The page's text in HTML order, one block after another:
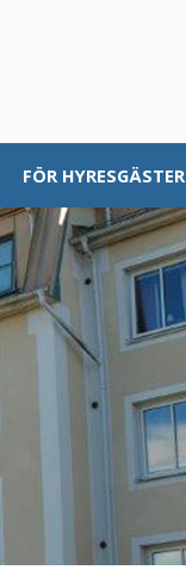
FÖR HYRESGÄSTER